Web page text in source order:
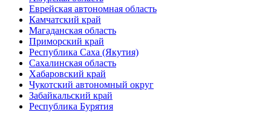
Еврейская автономная область
Камчатский край
Магаданская область
Приморский край
Республика Саха (Якутия)
Сахалинская область
Хабаровский край
Чукотский автономный округ
Забайкальский край
Республика Бурятия